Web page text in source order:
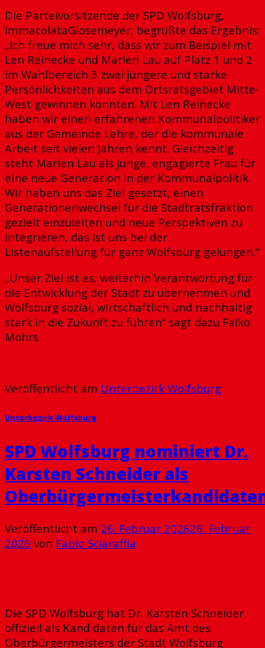
Die Parteivorsitzende der SPD Wolfsburg,
ImmacolataGlosemeyer, begrüßte das Ergebnis:
„Ich freue mich sehr, dass wir zum Beispiel mit
Len Reinecke und Marlen Lau auf Platz 1 und 2
im Wahlbereich 3 zwei jüngere und starke
Persönlichkeiten aus dem Ortsratsgebiet Mitte-
West gewinnen konnten. Mit Len Reinecke
haben wir einen erfahrenen Kommunalpolitiker
aus der Gemeinde Lehre, der die kommunale
Arbeit seit vielen Jahren kennt. Gleichzeitig
steht Marlen Lau als junge, engagierte Frau für
eine neue Generation in der Kommunalpolitik.
Wir haben uns das Ziel gesetzt, einen
Generationenwechsel für die Stadtratsfraktion
gezielt einzuleiten und neue Perspektiven zu
integrieren, das ist uns bei der
Listenaufstellung für ganz Wolfsburg gelungen.“
„Unser Ziel ist es, weiterhin Verantwortung für
die Entwicklung der Stadt zu übernehmen und
Wolfsburg sozial, wirtschaftlich und nachhaltig
stark in die Zukunft zu führen“ sagt dazu Falko
Mohrs.
Veröffentlicht am Unterbezirk Wolfsburg
Unterbezirk Wolfsburg
SPD Wolfsburg nominiert Dr.
Karsten Schneider als
Veröffentlicht am 26. Februar 202626. Februar
2026 von Fabio Sciaraffia
Die SPD Wolfsburg hat Dr. Karsten Schneider
offiziell als Kandidaten für das Amt des
Oberbürgermeisters der Stadt Wolfsburg